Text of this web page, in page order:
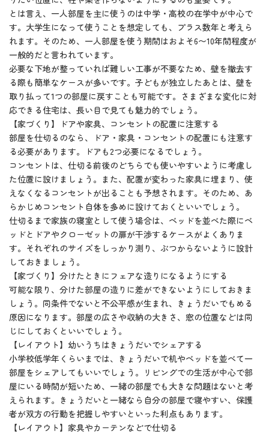
とは言え、一人部屋を主に使うのは中学・高校の在学中が中心で
す。大学生になって使うことを想定しても、プラス数年と考えら
れます。そのため、一人部屋を使う期間はおよそ6〜10年間程度が
一般的だと言われています。
必要な下地が整っていれば難しい工事が不要なため、壁を撤去す
る際も簡単なケースが多いです。子どもが独立したあとは、壁を
取り払って1つの部屋に戻すことも可能です。さまざまな変化に対
応できる住宅は、長い目で見ても魅力的でしょう。
【家づくり】ドアや家具、コンセントの配置に注意する
部屋を仕切るのなら、ドア・家具・コンセントの配置にも注意す
る必要があります。ドアも2つ必要になるでしょう。
コンセントは、仕切る前後のどちらでも使いやすいように考慮し
た位置に設けましょう。また、配置が変わった家具に埋まり、使
えなくなるコンセントが出ることも予想されます。そのため、あ
らかじめコンセント自体を多めに設けておくといいでしょう。
仕切るまで家族の寝室として使う場合は、ベッドを並べた際にベ
ッドとドアやクローゼットの扉が干渉するケースがよくありま
す。それぞれのサイズをしっかり測り、ぶつからないように設計
しておきましょう。
【家づくり】分けたときにフェアな造りになるようにする
可能な限り、分けた部屋の造りに差ができないようにしておきま
しょう。同条件でないと不公平感が生まれ、きょうだいでもめる
原因になります。部屋の広さや収納の大きさ、窓の位置などは同
じにしておくといいでしょう。
【レイアウト】幼いうちはきょうだいでシェアする
小学校低学年くらいまでは、きょうだいで机やベッドを並べて一
部屋をシェアしてもいいでしょう。リビングでの生活が中心で部
屋にいる時間が短いため、一緒の部屋でも大きな問題はないと考
えられます。きょうだいと一緒なら自分の部屋で寝やすい、保護
者が双方の行動を把握しやすいといった利点もあります。
【レイアウト】家具やカーテンなどで仕切る